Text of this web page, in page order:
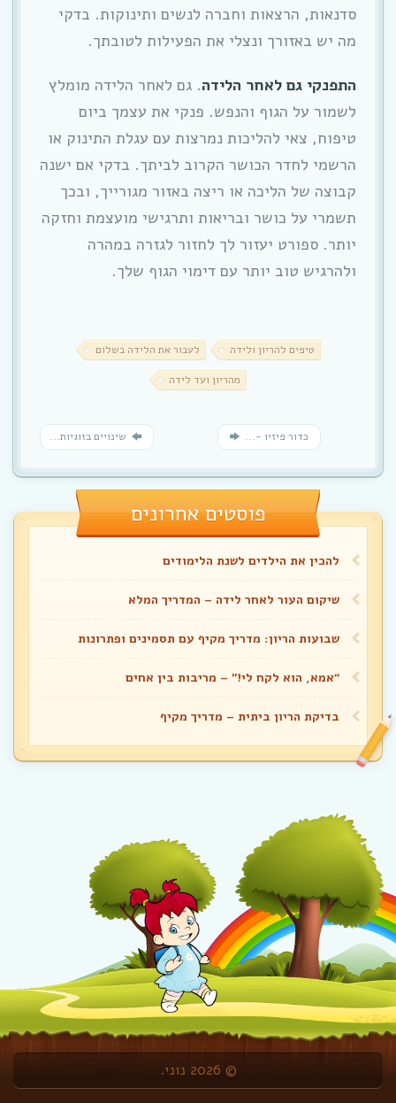
סדנאות, הרצאות וחברה לנשים ותינוקות. בדקי
מה יש באזורך ונצלי את הפעילות לטובתך.
התפנקי גם לאחר הלידה. גם לאחר הלידה מומלץ
לשמור על הגוף והנפש. פנקי את עצמך ביום
טיפוח, צאי להליכות נמרצות עם עגלת התינוק או
הרשמי לחדר הכושר הקרוב לביתך. בדקי אם ישנה
קבוצה של הליכה או ריצה באזור מגורייך, ובכך
תשמרי על כושר ובריאות ותרגישי מועצמת וחזקה
יותר. ספורט יעזור לך לחזור לגזרה במהרה
ולהרגיש טוב יותר עם דימוי הגוף שלך.
טיפים להריון ולידה לעבור את הלידה בשלום
מהריון ועד לידה
שינויים בזוגיות... כדור פיזיו -...
פוסטים אחרונים
להכין את הילדים לשנת הלימודים
שיקום העור לאחר לידה – המדריך המלא
שבועות הריון: מדריך מקיף עם תסמינים ופתרונות
“אמא, הוא לקח לי!” – מריבות בין אחים
בדיקת הריון ביתית – מדריך מקיף
© 2026 נוני.